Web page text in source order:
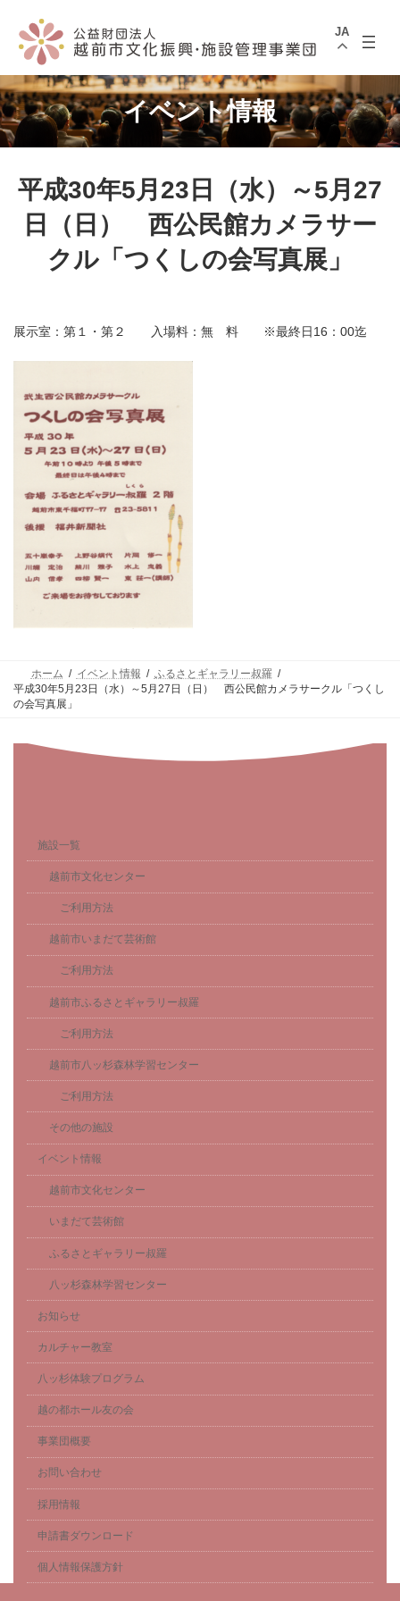
へ
ス
キ
ッ
プ
ョ
ン
に
移
動
JA
イベント情報
平成30年5月23日（水）～5月27
日（日） 西公民館カメラサー
クル「つくしの会写真展」
展示室：第１・第２ 入場料：無 料 ※最終日16：00迄
ホーム イベント情報
ふるさとギャラリー叔羅
平成30年5月23日（水）～5月27日（日） 西公民館カメラサークル「つくし
の会写真展」
施設一覧
越前市文化センター
ご利用方法
越前市いまだて芸術館
ご利用方法
越前市ふるさとギャラリー叔羅
ご利用方法
越前市八ッ杉森林学習センター
ご利用方法
その他の施設
イベント情報
越前市文化センター
いまだて芸術館
ふるさとギャラリー叔羅
八ッ杉森林学習センター
お知らせ
カルチャー教室
八ッ杉体験プログラム
越の都ホール友の会
事業団概要
お問い合わせ
採用情報
申請書ダウンロード
個人情報保護方針